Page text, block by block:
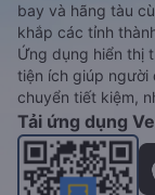
bay và hãng tàu
khắp các tỉnh
Ứng dụng hiển thị
tiện ích giúp người
chuyển tiết kiệm,
Tải ứng dụng